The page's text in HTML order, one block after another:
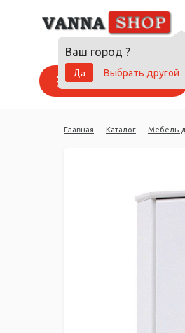
Ваш город ?
Да
Выбрать другой
Каталог товаров
Главная - Каталог - Мебель